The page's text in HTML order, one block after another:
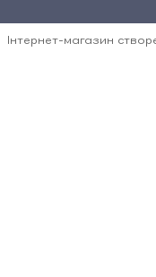
Інтернет-магазин